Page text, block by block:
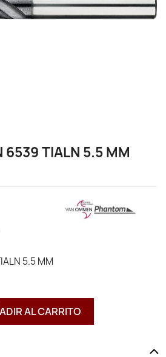
6539 TIALN 5.5 MM
5.5 MM
AL CARRITO